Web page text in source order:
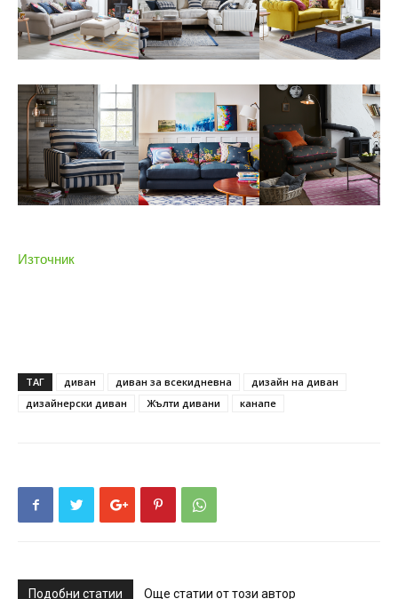
Източник
ТАГ диван диван за всекидневна
дизайн на диван
дизайнерски диван
Жълти дивани канапе
Подобни статии Още статии от този автор